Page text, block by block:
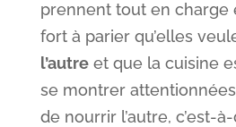
prennent tout en charge
fort à parier qu’elles
l’autreet que la cuisine
se montrer
de nourrir l’autre, c’est-